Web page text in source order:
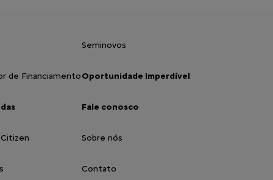
de Financiamento
Seminovos
Oportunidade Imperdível
Fale conosco
Sobre nós
Contato